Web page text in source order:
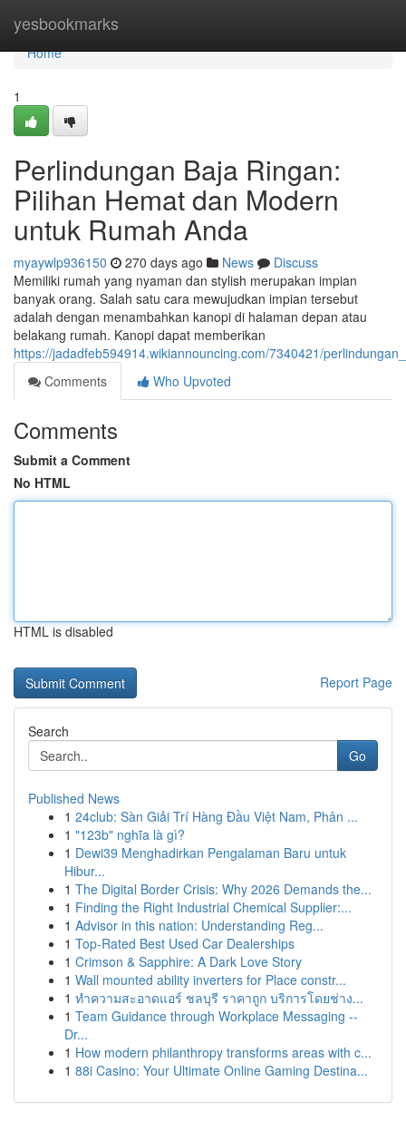
yesbookmarks
Home
Home
1
Perlindungan Baja Ringan:
Pilihan Hemat dan Modern
untuk Rumah Anda
myaywlp936150 270 days ago News
Discuss
Memiliki rumah yang nyaman dan stylish merupakan impian
banyak orang. Salah satu cara mewujudkan impian tersebut
adalah dengan menambahkan kanopi di halaman depan atau
belakang rumah. Kanopi dapat memberikan
https://jadadfeb594914.wikiannouncing.com/7340421/
Comments
Who Upvoted
Comments
Submit a Comment
No HTML
HTML is disabled
Report Page
Search
Go
Published News
1 24club: Sàn Giải Trí Hàng Đầu Việt Nam, Phân ...
1 "123b" nghĩa là gì?
1 Dewi39 Menghadirkan Pengalaman Baru untuk
Hibur...
1 The Digital Border Crisis: Why 2026 Demands the...
1 Finding the Right Industrial Chemical Supplier:...
1 Advisor in this nation: Understanding Reg...
1 Top-Rated Best Used Car Dealerships
1 Crimson & Sapphire: A Dark Love Story
1 Wall mounted ability inverters for Place constr...
1 ทำความสะอาดแอร์ ชลบุรี ราคาถูก บริการโดยช่าง...
1 Team Guidance through Workplace Messaging --
Dr...
1 How modern philanthropy transforms areas with c...
1 88i Casino: Your Ultimate Online Gaming Destina...